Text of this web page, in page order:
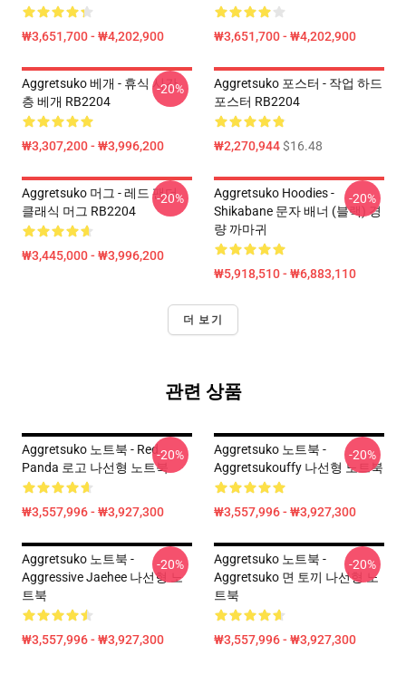
₩3,651,700 - ₩4,202,900 ₩3,651,700 - ₩4,202,900
Aggretsuko 베개 - 휴식 시간
층 베개 RB2204
₩3,307,200 - ₩3,996,200
-20%
Aggretsuko 포스터 - 작업 하드
포스터 RB2204
₩2,270,944$16.48
Aggretsuko 머그 - 레드 팬더
클래식 머그 RB2204
₩3,445,000 - ₩3,996,200
-20%
Aggretsuko Hoodies -
Shikabane 문자 배너 (블랙) 경
량 까마귀
₩5,918,510 - ₩6,883,110
-20%
더 보기
관련 상품
Aggretsuko 노트북 - Red
Panda 로고 나선형 노트북
₩3,557,996 - ₩3,927,300
-20%
Aggretsuko 노트북 -
Aggretsukouffy 나선형 노트북
₩3,557,996 - ₩3,927,300
-20%
Aggretsuko 노트북 -
Aggressive Jaehee 나선형 노
트북
₩3,557,996 - ₩3,927,300
-20%
Aggretsuko 노트북 -
Aggretsuko 면 토끼 나선형 노
트북
₩3,557,996 - ₩3,927,300
-20%